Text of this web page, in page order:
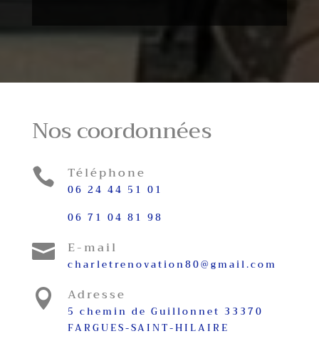
Nos coordonnées
 Téléphone
06 24 44 51 01
06 71 04 81 98
 E-mail
charletrenovation80@gmail.com
 Adresse
5 chemin de Guillonnet 33370
FARGUES-SAINT-HILAIRE